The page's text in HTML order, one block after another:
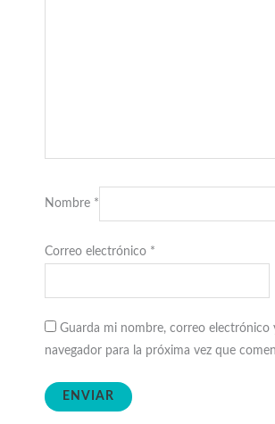
Nombre *
Correo electrónico *
Guarda mi nombre, correo electrónico
navegador para la próxima vez que